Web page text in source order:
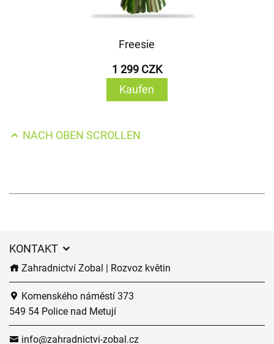
Freesie
1 299 CZK
Kaufen
NACH OBEN SCROLLEN
KONTAKT
Zahradnictví Zobal | Rozvoz květin
Komenského náměstí 373
549 54 Police nad Metují
info@zahradnictvi-zobal.cz